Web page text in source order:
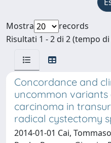
Mostra
records
Risultati 1 - 2 di 2 (tempo
Concordance and
uncommon
carcinoma in
radical cystectomy
2014-01-01 Cai,